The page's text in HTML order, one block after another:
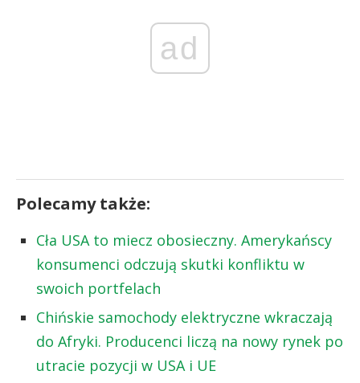
ad
Polecamy także:
Cła USA to miecz obosieczny. Amerykańscy
konsumenci odczują skutki konfliktu w
swoich portfelach
Chińskie samochody elektryczne wkraczają
do Afryki. Producenci liczą na nowy rynek po
utracie pozycji w USA i UE